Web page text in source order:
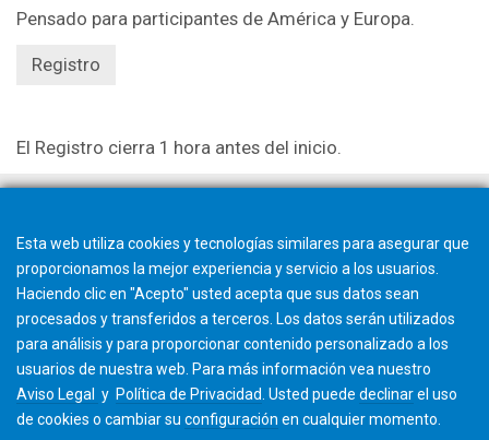
Pensado para participantes de América y Europa.
Registro
El Registro cierra 1 hora antes del inicio.
Esta web utiliza cookies y tecnologías similares para asegurar que
proporcionamos la mejor experiencia y servicio a los usuarios.
Haciendo clic en "Acepto" usted acepta que sus datos sean
procesados y transferidos a terceros. Los datos serán utilizados
para análisis y para proporcionar contenido personalizado a los
usuarios de nuestra web. Para más información vea nuestro
Aviso Legal
y Política de Privacidad . Usted puede declinarel uso
de cookies o cambiar su configuración en cualquier momento.